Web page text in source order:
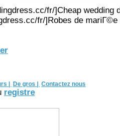
fr/]Cheap
fr/]Robes de
| De gros | Contactez nous
registre